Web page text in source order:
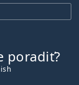
poradiť?